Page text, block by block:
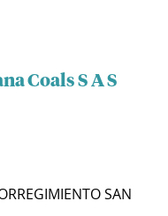
Coals S A S
SAN